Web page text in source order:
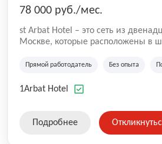
78 000 руб./мес.
st Arbat Hotel – это сеть из
Москве, которые расположены в
Семеновская, Измайловская,
Академическая, Фрунзенская,
Прямой работодатель Без опыта
1Arbat Hotel
Подробнее